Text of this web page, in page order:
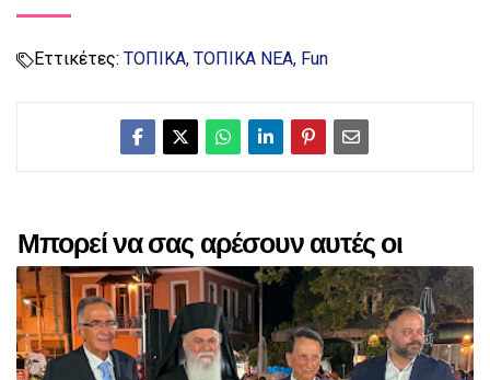
Εττικέτες: ΤΟΠΙΚΑ ΤΟΠΙΚΑ ΝΕΑ Fun
Μπορεί να σας αρέσουν αυτές οι
αναρτήσεις